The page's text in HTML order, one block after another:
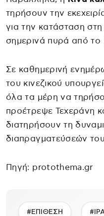
τηρήσουν την
για την κατάσταση
σημερινά πυρά από το
Σε καθημερινή
του κινεζικού
όλα τα μέρη να
προέτρεψε Τεχεράνη
διατηρήσουν τη
διαπραγματεύσεών
Πηγή: protothema.gr
#ΕΠΙΘΕΣΗ